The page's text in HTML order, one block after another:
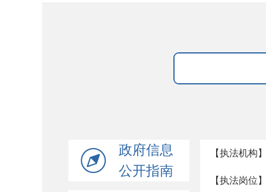
政府信息
公开指南
【执法机构
【执法岗位